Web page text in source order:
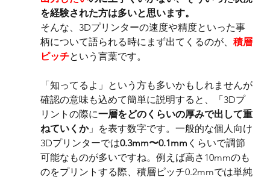
を経験された方は多いと思います。
そんな、3Dプリンターの速度や精度といった事
柄について語られる時にまず出てくるのが、 積層
ピッチという言葉です。
「知ってるよ」という方も多いかもしれませんが
確認の意味も込めて簡単に説明すると、「3Dプ
リントの際に一層をどのくらいの厚みで出して重
ねていくか」を表す数字です。一般的な個人向け
3Dプリンターでは0.3mm〜0.1mm くらいで調節
可能なものが多いですね。例えば高さ10mmのも
のをプリントする際、積層ピッチ0.2mmでは単純